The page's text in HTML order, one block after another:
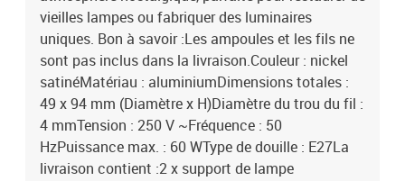
vieilles lampes ou fabriquer des luminaires
uniques. Bon à savoir :Les ampoules et les fils ne
sont pas inclus dans la livraison.Couleur : nickel
satinéMatériau : aluminiumDimensions totales :
49 x 94 mm (Diamètre x H)Diamètre du trou du fil :
4 mmTension : 250 V ~Fréquence : 50
HzPuissance max. : 60 WType de douille : E27La
livraison contient :2 x support de lampe